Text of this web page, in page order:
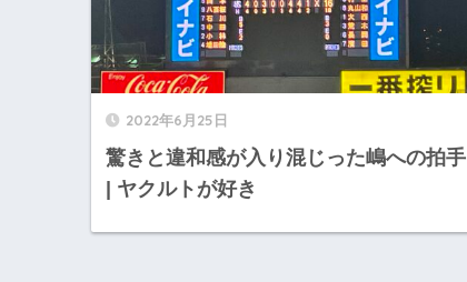
2022年6月25日
驚きと違和感が入り混じった嶋への拍手
| ヤクルトが好き